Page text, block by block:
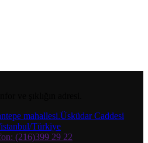
mahallesi.Üsküdar Caddesi
Türkiye
(216)399 29 22